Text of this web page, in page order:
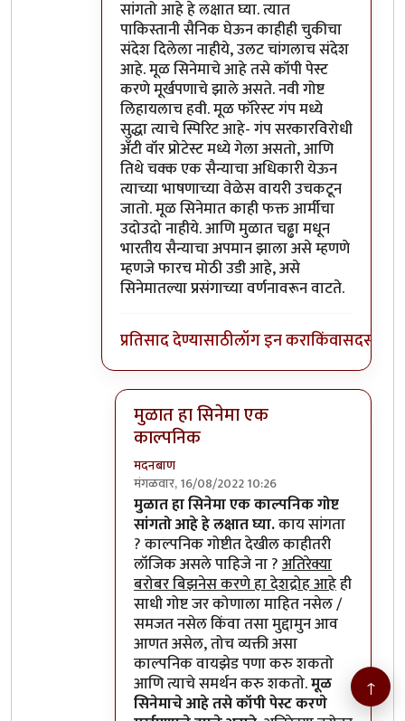
सांगतो आहे हे लक्षात घ्या. त्यात
पाकिस्तानी सैनिक घेऊन काहीही चुकीचा
संदेश दिलेला नाहीये, उलट चांगलाच संदेश
आहे. मूळ सिनेमाचे आहे तसे कॉपी पेस्ट
करणे मूर्खपणाचे झाले असते. नवी गोष्ट
लिहायलाच हवी. मूळ फॉरेस्ट गंप मध्ये
सुद्धा त्याचे स्पिरिट आहे- गंप सरकारविरोधी
अँटी वॉर प्रोटेस्ट मध्ये गेला असतो, आणि
तिथे चक्क एक सैन्याचा अधिकारी येऊन
त्याच्या भाषणाच्या वेळेस वायरी उचकटून
जातो. मूळ सिनेमात काही फक्त आर्मीचा
उदोउदो नाहीये. आणि मुळात चढ्ढा मधून
भारतीय सैन्याचा अपमान झाला असे म्हणणे
म्हणजे फारच मोठी उडी आहे, असे
सिनेमातल्या प्रसंगाच्या वर्णनावरून वाटते.
प्रतिसाद देण्यासाठीलॉग इन कराकिंवासदस्य व्हा
मुळात हा सिनेमा एक
काल्पनिक
मदनबाण
मंगळवार, 16/08/2022 10:26
In reply toमुळात हा सिनेमा एक काल्पनिक
मुळात हा सिनेमा एक काल्पनिक गोष्ट
सांगतो आहे हे लक्षात घ्या.काय सांगता
? काल्पनिक गोष्टीत देखील काहीतरी
लॉजिक असले पाहिजे ना ?अतिरेक्या
बरोबर बिझनेस करणे हा देशद्रोह आहेही
साधी गोष्ट जर कोणाला माहित नसेल /
समजत नसेल किंवा तसा मुद्दामुन आव
आणत असेल, तोच व्यक्ती असा
काल्पनिक वायझेड पणा करु शकतो
आणि त्याचे समर्थन करु शकतो.मूळ
सिनेमाचे आहे तसे कॉपी पेस्ट करणे
↑